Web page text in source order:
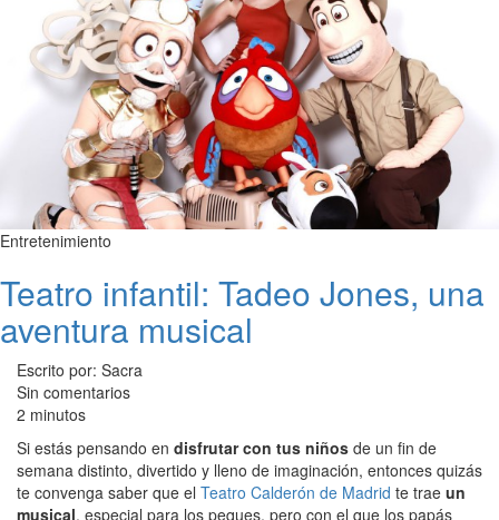
Entretenimiento
Teatro infantil: Tadeo Jones, una
aventura musical
Escrito por: Sacra
Sin comentarios
2 minutos
Si estás pensando en disfrutar con tus niños de un fin de
semana distinto, divertido y lleno de imaginación, entonces quizás
te convenga saber que el Teatro Calderón de Madrid te trae un
musical, especial para los peques, pero con el que los papás